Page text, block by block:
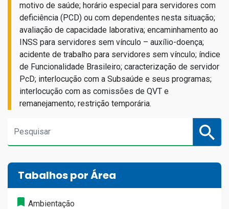
motivo de saúde; horário especial para servidores com
deficiência (PCD) ou com dependentes nesta situação;
avaliação de capacidade laborativa; encaminhamento ao
INSS para servidores sem vínculo – auxílio-doença;
acidente de trabalho para servidores sem vínculo; índice
de Funcionalidade Brasileiro; caracterização de servidor
PcD; interlocução com a Subsaúde e seus programas;
interlocução com as comissões de QVT e
remanejamento; restrição temporária.
Tabalhos por Área
Ambientação